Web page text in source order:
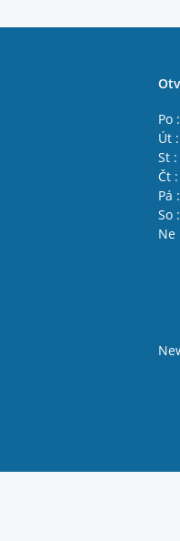
Po
Út
St
Čt
Pá
So
Ne